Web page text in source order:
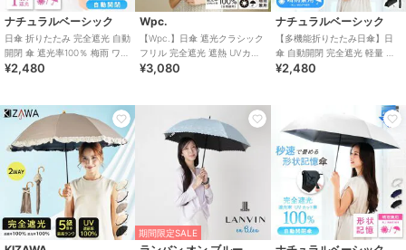
ナチュラルベーシック
日傘 折りたたみ 完全遮光 自動
開閉 傘 遮光率100％ 梅雨 ワン
タッチ バイカラー UV 紫外線
¥2,480
Wpc.
【Wpc.】日傘 遮光クラシック
フリル 完全遮光 遮熱 UVカッ
ト 晴雨兼用 レディース 長傘
¥3,080
ナチュラルベーシック
【多機能折りたたみ日傘】日
傘 自動開閉 完全遮光 軽量 大
きめ 耐風仕様 UV カット ワン
¥2,480
期間限定SALE